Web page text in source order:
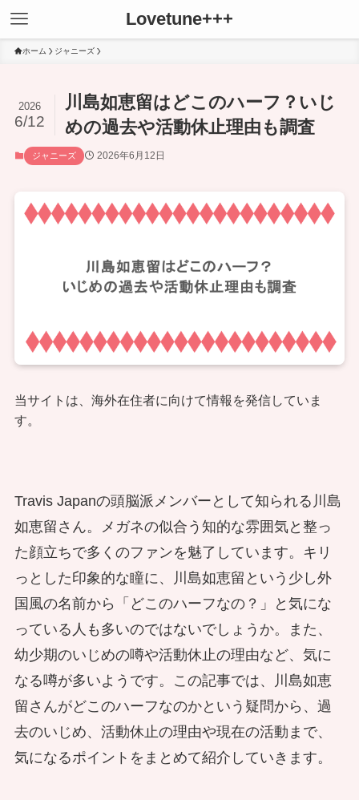
Lovetune+++
ホーム ジャニーズ
川島如恵留はどこのハーフ？いじ
めの過去や活動休止理由も調査
2026
6/12
ジャニーズ 2026年6月12日
当サイトは、海外在住者に向けて情報を発信していま
す。
Travis Japanの頭脳派メンバーとして知られる川島
如恵留さん。メガネの似合う知的な雰囲気と整っ
た顔立ちで多くのファンを魅了しています。キリ
っとした印象的な瞳に、川島如恵留という少し外
国風の名前から「どこのハーフなの？」と気にな
っている人も多いのではないでしょうか。また、
幼少期のいじめの噂や活動休止の理由など、気に
なる噂が多いようです。この記事では、川島如恵
留さんがどこのハーフなのかという疑問から、過
去のいじめ、活動休止の理由や現在の活動まで、
気になるポイントをまとめて紹介していきます。